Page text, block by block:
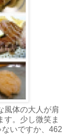
風体の大人が肩
す。少し微笑ま
いですか、462